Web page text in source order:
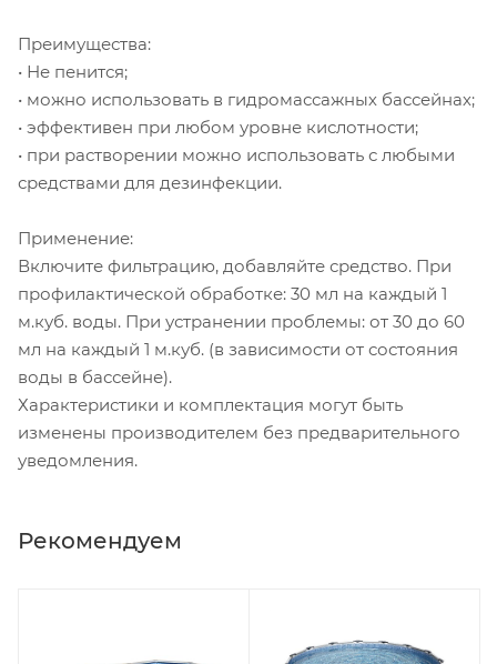
Преимущества:
• Не пенится;
• можно использовать в гидромассажных бассейнах;
• эффективен при любом уровне кислотности;
• при растворении можно использовать с любыми
средствами для дезинфекции.
Применение:
Включите фильтрацию, добавляйте средство. При
профилактической обработке: 30 мл на каждый 1
м.куб. воды. При устранении проблемы: от 30 до 60
мл на каждый 1 м.куб. (в зависимости от состояния
воды в бассейне).
Характеристики и комплектация могут быть
изменены производителем без предварительного
уведомления.
Рекомендуем